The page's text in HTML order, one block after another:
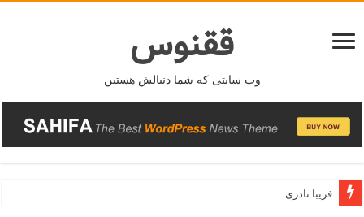
ققنوس
وب سایتی که شما دنبالش هستین
فریبا نادری